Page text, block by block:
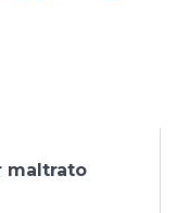
maltrato